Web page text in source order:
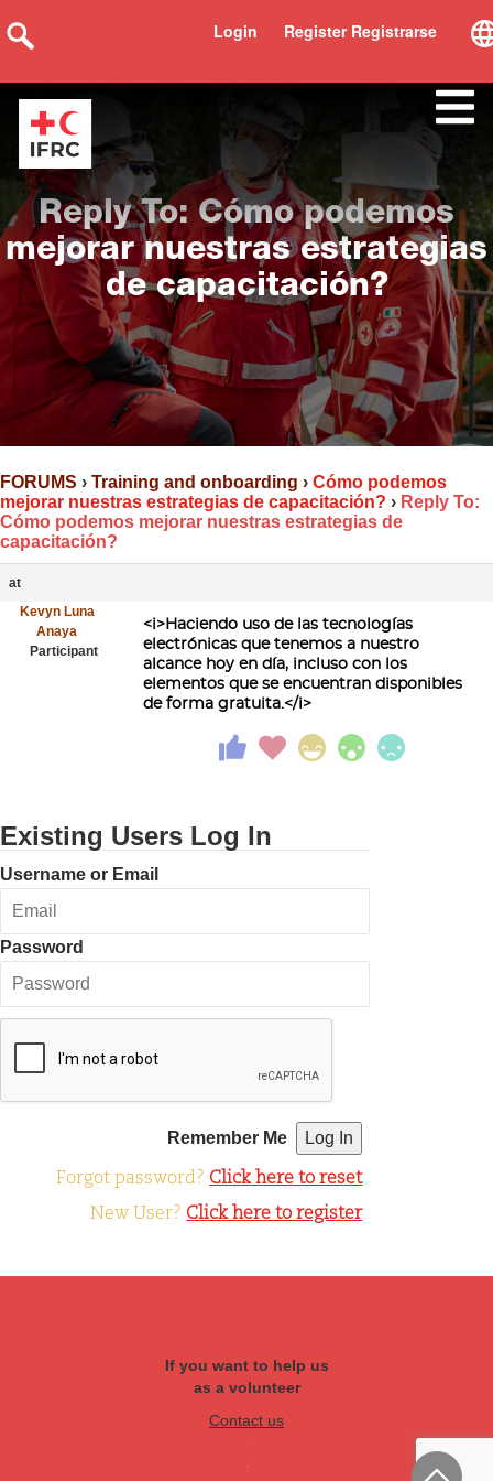
Register Registrarse
Login
Reply To: Cómo podemos
mejorar nuestras estrategias
de capacitación?
FORUMS › Training and onboarding › Cómo podemos
mejorar nuestras estrategias de capacitación? › Reply To:
Cómo podemos mejorar nuestras estrategias de
capacitación?
at
Kevyn Luna
Anaya
Participant
<i>Haciendo uso de las tecnologías
electrónicas que tenemos a nuestro
alcance hoy en día, incluso con los
elementos que se encuentran disponibles
de forma gratuita.</i>
Existing Users Log In
Username or Email
Password
Remember Me
Forgot password? Click here to reset
New User? Click here to register
If you want to help us
as a volunteer
Contact us